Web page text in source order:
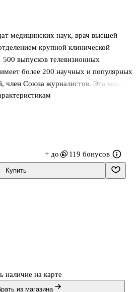
медицинских наук, врач высшей
крупной клинической
выпусков телевизионных
более 200 научных и популярных
член Союза журналистов. Эта книга
не имея достаточного
чтобы объяснить все подробности,
авторитетным
и отечественных диабетических
многолетним опытом автора —
Кст
+ до 119 бонусов
Купить
наличие на карте
из магазина